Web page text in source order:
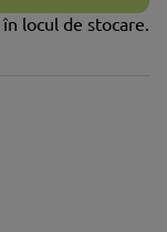
locul de stocare.